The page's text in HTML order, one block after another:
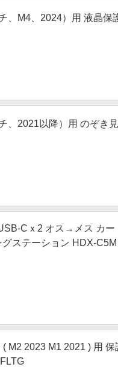
、M4、2024）用 液晶
、2021以降）用 のぞき
Cｘ2 オス→メス カ
ステーション HDX-
M2 2023 M1 2021 ) 用